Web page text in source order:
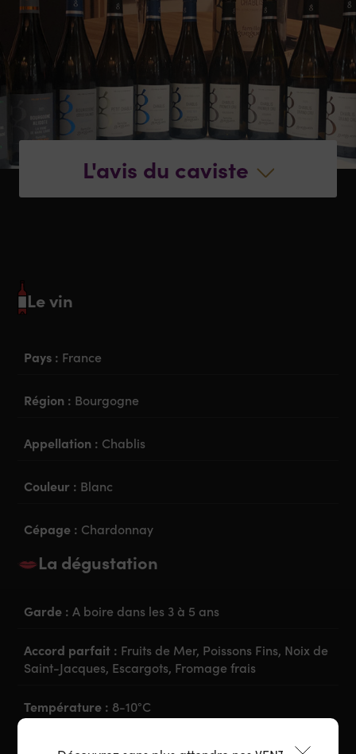
L'avis du caviste
Le vin
Pays : France
Région : Bourgogne
Appellation : Chablis
Couleur : Blanc
Cépage : Chardonnay
La dégustation
Garde :A boire dans les 3 à 5 ans
Accord parfait : Fruits de Mer, Poissons Fins, Noix de
Saint-Jacques, Escargots, Fromage frais
Température : 8-10°C